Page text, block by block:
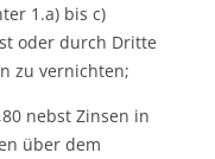
1.a) bis c)
oder durch Dritte
zu vernichten;
nebst Zinsen in
über dem